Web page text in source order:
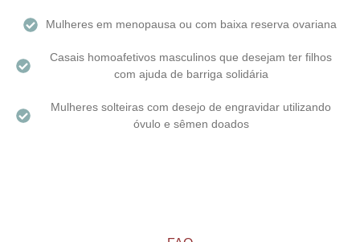
Mulheres em menopausa ou com baixa reserva ovariana
Casais homoafetivos masculinos que desejam ter filhos
com ajuda de barriga solidária
Mulheres solteiras com desejo de engravidar utilizando
óvulo e sêmen doados